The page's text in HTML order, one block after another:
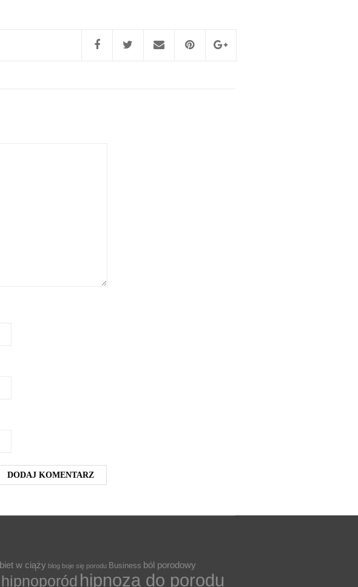
w ciąży blog boje się porodu Business ból porodowy
hipnoporód hipnoza do porodu